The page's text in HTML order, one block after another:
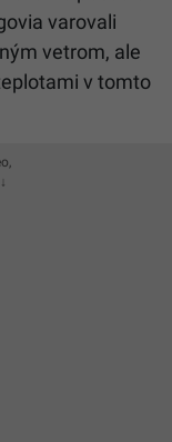
varovali
vetrom, ale
v tomto